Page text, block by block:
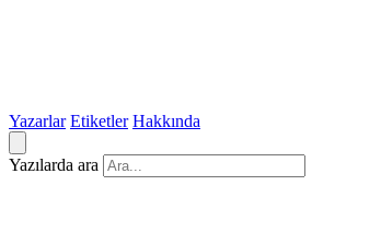
Yazarlar Etiketler Hakkında
Yazılarda ara